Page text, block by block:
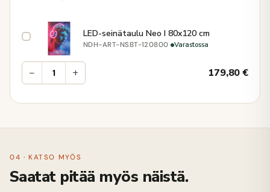
LED-seinätaulu Neo I 80x120 cm
NDH-ART-NSBT-120800· Varastossa
− + 179,80€
04 · KATSO MYÖS
Saatat pitää myös näistä.